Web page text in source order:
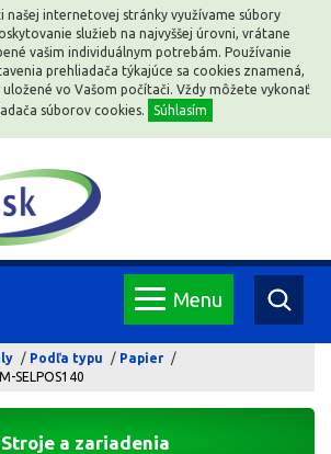
našej internetovej stránky využívame súbory
služieb na najvyššej úrovni, vrátane
vašim individuálnym potrebám. Používanie
prehliadača týkajúce sa cookies znamená,
uložené vo Vašom počítači. Vždy môžete vykonať
súborov cookies.
Súhlasím
Menu
Podľa typu
Papier
M-SELPOS140
Stroje a zariadenia